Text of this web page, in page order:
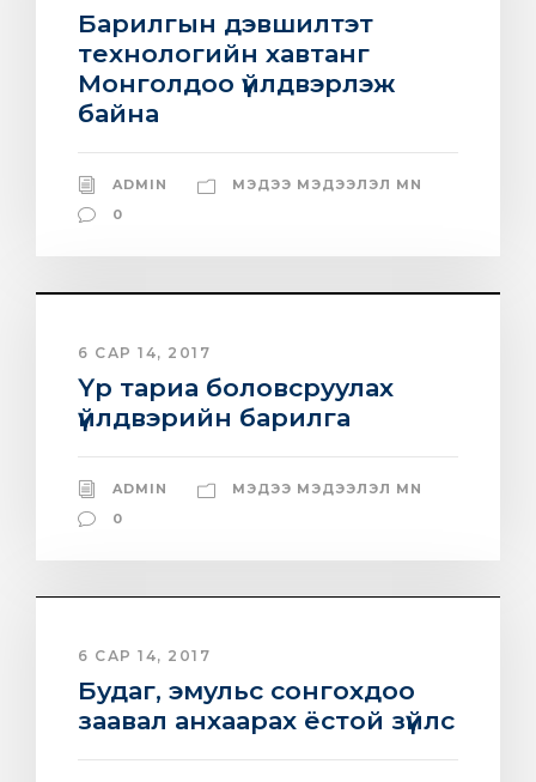
Барилгын дэвшилтэт
технологийн хавтанг
Монголдоо үйлдвэрлэж
байна
ADMIN
МЭДЭЭ МЭДЭЭЛЭЛ MN
0
6 САР 14, 2017
Үр тариа боловсруулах
үйлдвэрийн барилга
ADMIN
МЭДЭЭ МЭДЭЭЛЭЛ MN
0
6 САР 14, 2017
Будаг, эмульс сонгохдоо
заавал анхаарах ёстой зүйлс